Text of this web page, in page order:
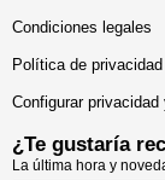
Condiciones legales
Política de
Configurar privacidad
¿Te gustaría
La última hora y